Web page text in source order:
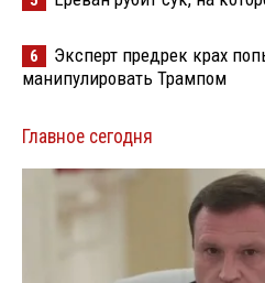
6
Эксперт предрек крах
манипулировать Трампом
Главное сегодня